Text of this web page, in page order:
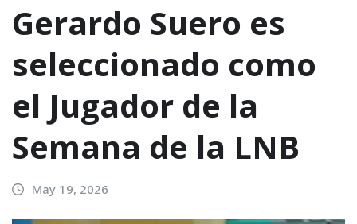
Gerardo Suero es
seleccionado como
el Jugador de la
Semana de la LNB
May 19, 2026